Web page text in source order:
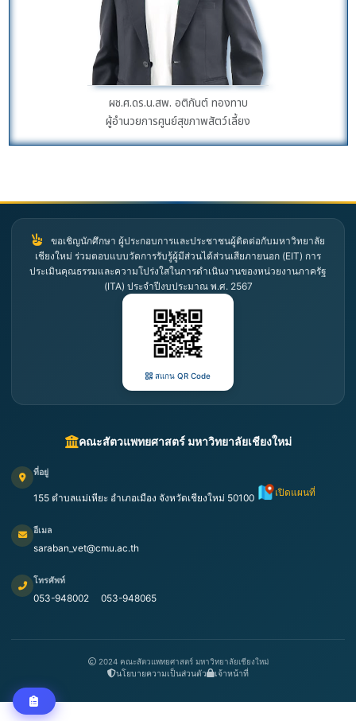
ผช.ศ.ดร.น.สพ. อติกันต์ ทองทาบ
ผู้อำนวยการศูนย์สุขภาพสัตว์เลี้ยง
ขอเชิญนักศึกษา ผู้ประกอบการและประชาชนผู้ติดต่อกับมหาวิทยาลัย
เชียงใหม่ ร่วมตอบแบบวัดการรับรู้ผู้มีส่วนได้ส่วนเสียภายนอก (EIT) การ
ประเมินคุณธรรมและความโปร่งใสในการดำเนินงานของหน่วยงานภาครัฐ
(ITA) ประจำปีงบประมาณ พ.ศ. 2567
สแกน QR Code
คณะสัตวแพทยศาสตร์ มหาวิทยาลัยเชียงใหม่
ที่อยู่
155 ตำบลแม่เหียะ อำเภอเมือง จังหวัดเชียงใหม่ 50100 เปิดแผนที่
อีเมล
saraban_vet@cmu.ac.th
โทรศัพท์
053-948002 053-948065
2024 คณะสัตวแพทยศาสตร์ มหาวิทยาลัยเชียงใหม่
นโยบายความเป็นส่วนตัว เจ้าหน้าที่